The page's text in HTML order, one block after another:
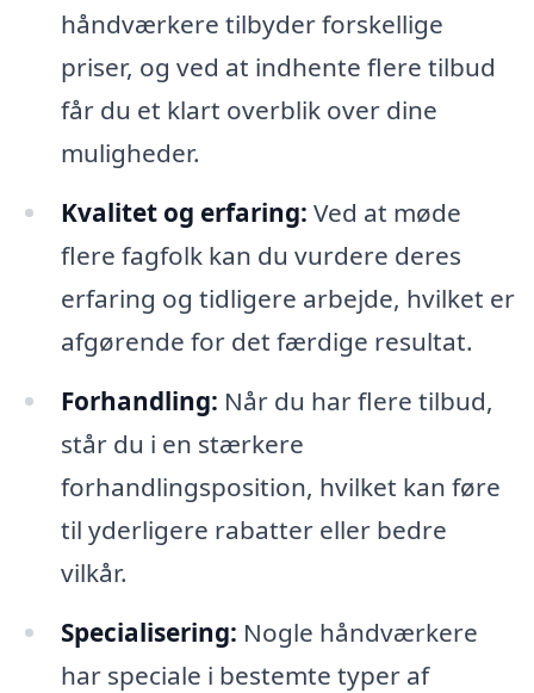
håndværkere tilbyder forskellige
priser, og ved at indhente flere tilbud
får du et klart overblik over dine
muligheder.
Kvalitet og erfaring: Ved at møde
flere fagfolk kan du vurdere deres
erfaring og tidligere arbejde, hvilket er
afgørende for det færdige resultat.
Forhandling: Når du har flere tilbud,
står du i en stærkere
forhandlingsposition, hvilket kan føre
til yderligere rabatter eller bedre
vilkår.
Specialisering: Nogle håndværkere
har speciale i bestemte typer af